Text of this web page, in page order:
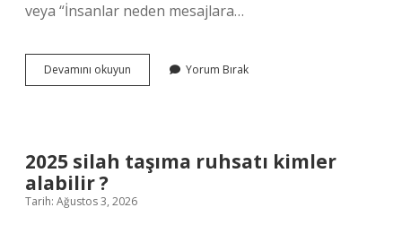
veya “İnsanlar neden mesajlara…
Devamını okuyun
kökü
Yorum Bırak
2025 silah taşıma ruhsatı kimler
alabilir ?
Tarih: Ağustos 3, 2026